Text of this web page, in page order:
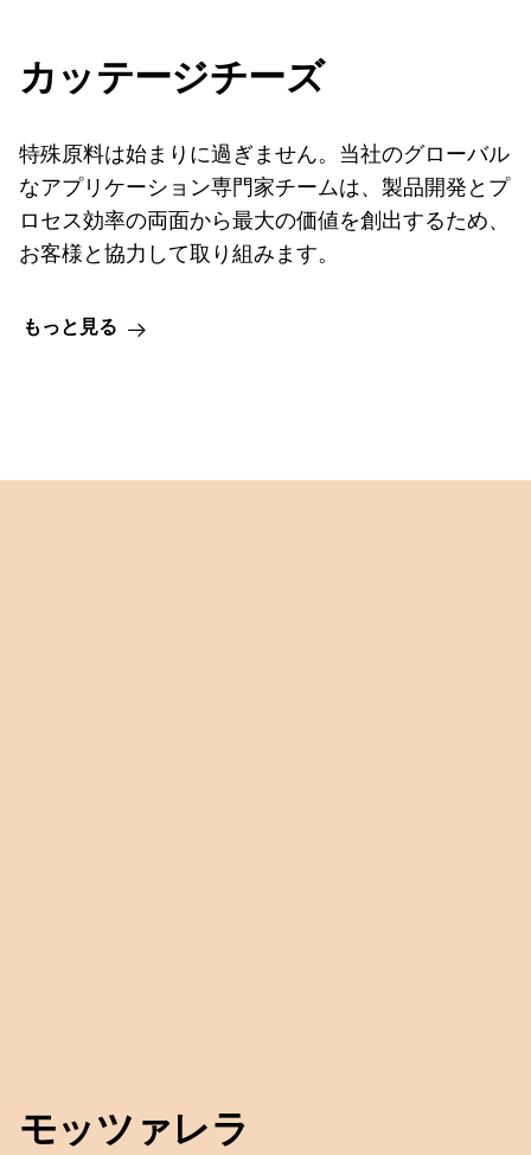
カッテージチーズ
特殊原料は始まりに過ぎません。当社のグローバル
なアプリケーション専門家チームは、製品開発とプ
ロセス効率の両面から最大の価値を創出するため、
お客様と協力して取り組みます。
もっと見る
モッツァレラ